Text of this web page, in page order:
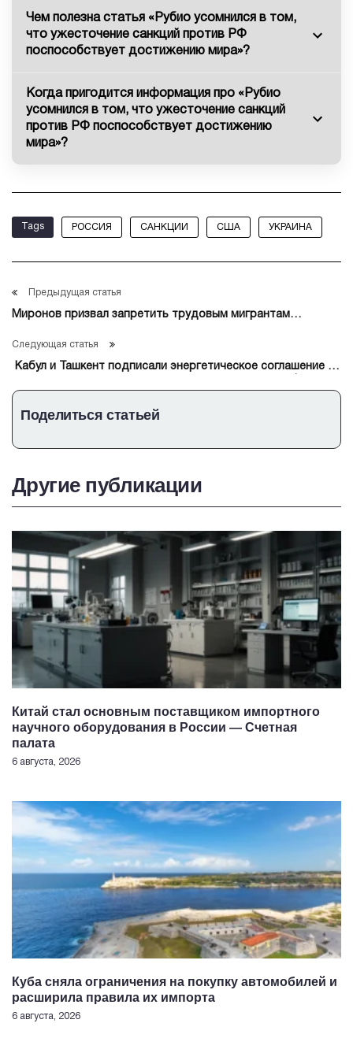
Чем полезна статья «Рубио усомнился в том,
что ужесточение санкций против РФ
поспособствует достижению мира»?
Когда пригодится информация про «Рубио
усомнился в том, что ужесточение санкций
против РФ поспособствует достижению
мира»?
Tags РОССИЯ САНКЦИИ США УКРАИНА
Предыдущая статья
Миронов призвал запретить трудовым мигрантам
Следующая статья
Кабул и Ташкент подписали энергетическое соглашение по
Поделиться статьей
Другие публикации
Китай стал основным поставщиком импортного
научного оборудования в России — Счетная
палата
6 августа, 2026
Куба сняла ограничения на покупку автомобилей и
расширила правила их импорта
6 августа, 2026